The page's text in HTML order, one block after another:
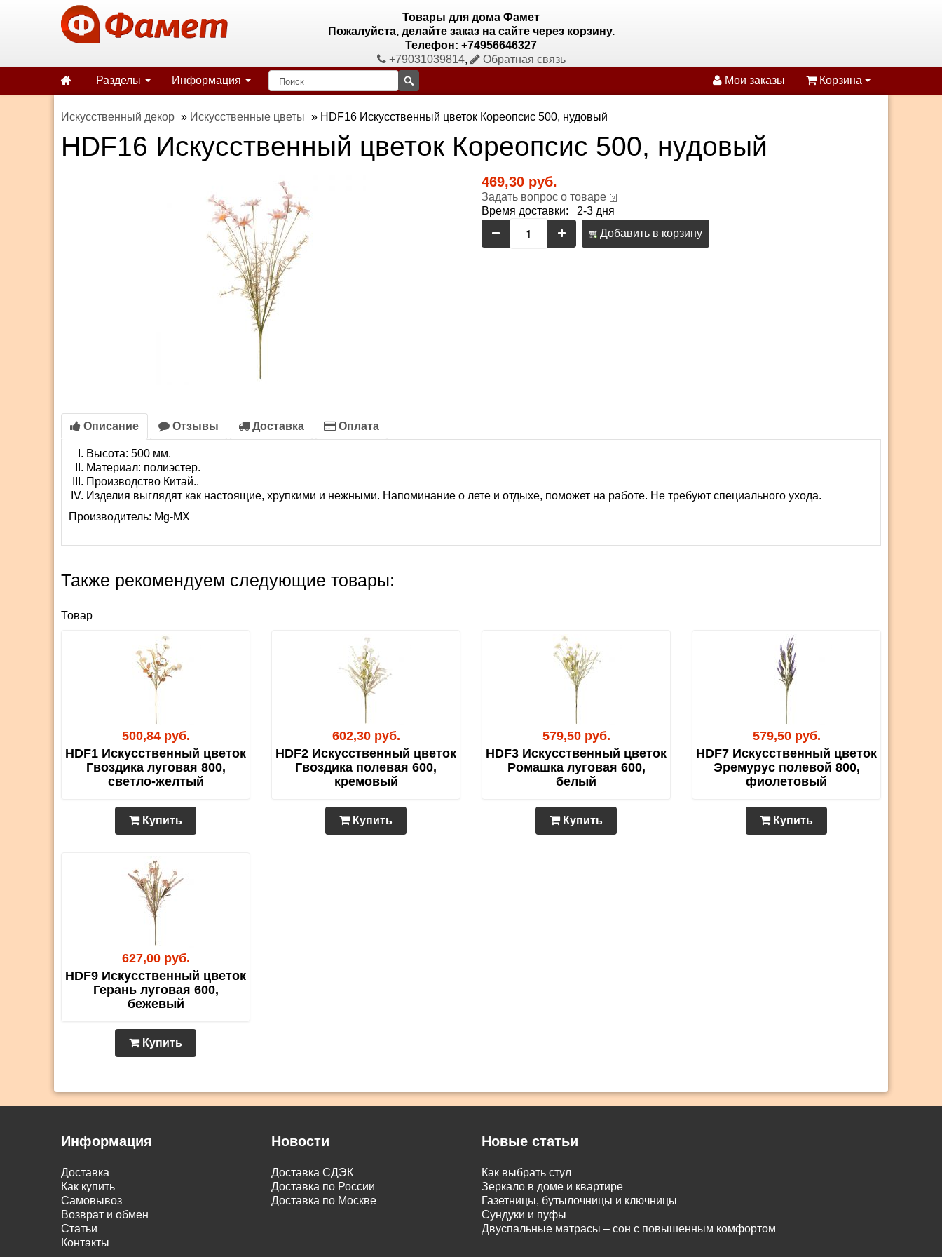
Товары для дома Фамет
Пожалуйста, делайте заказ на сайте через корзину.
Телефон: +74956646327
+79031039814,
Обратная связь
Разделы
Информация Мои заказы Корзина
Искусственный декор » Искусственные цветы » HDF16 Искусственный цветок Кореопсис 500, нудовый
HDF16 Искусственный цветок Кореопсис 500, нудовый
469,30 руб.
Задать вопрос о товаре
Время доставки: 2-3 дня
Добавить в корзину
Описание Отзывы Доставка Оплата
Высота: 500 мм.
Материал: полиэстер.
Производство Китай..
Изделия выглядят как настоящие, хрупкими и нежными. Напоминание о лете и отдыхе, поможет на работе. Не требуют специального ухода.
Производитель: Mg-MX
Также рекомендуем следующие товары:
Товар
500,84 руб.
HDF1 Искусственный цветок
Гвоздика луговая 800,
светло-желтый
Купить
602,30 руб.
HDF2 Искусственный цветок
Гвоздика полевая 600,
кремовый
Купить
579,50 руб.
HDF3 Искусственный цветок
Ромашка луговая 600,
белый
Купить
579,50 руб.
HDF7 Искусственный цветок
Эремурус полевой 800,
фиолетовый
Купить
627,00 руб.
HDF9 Искусственный цветок
Герань луговая 600,
бежевый
Купить
Информация
Доставка
Как купить
Самовывоз
Возврат и обмен
Статьи
Контакты
Новости
Доставка СДЭК
Доставка по России
Доставка по Москве
Новые статьи
Как выбрать стул
Зеркало в доме и квартире
Газетницы, бутылочницы и ключницы
Сундуки и пуфы
Двуспальные матрасы – сон с повышенным комфортом